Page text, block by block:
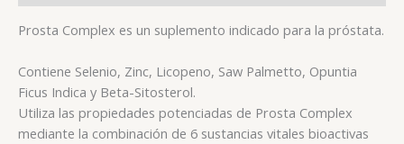
Prosta Complex es un suplemento indicado para la próstata.
Contiene Selenio, Zinc, Licopeno, Saw Palmetto, Opuntia
Ficus Indica y Beta-Sitosterol.
Utiliza las propiedades potenciadas de Prosta Complex
mediante la combinación de 6 sustancias vitales bioactivas